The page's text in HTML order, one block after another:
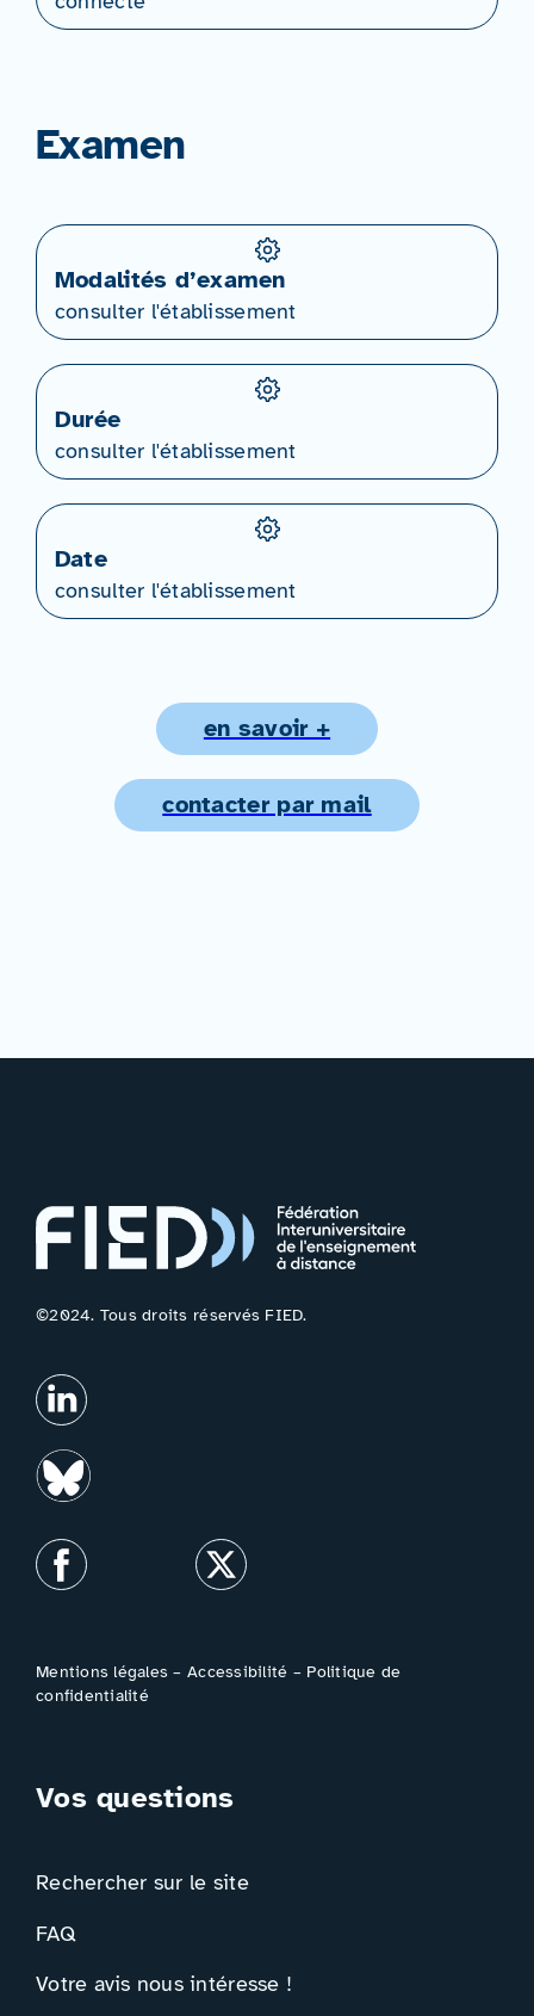
Examen
Modalités d’examen
consulter l'établissement
Durée
consulter l'établissement
Date
consulter l'établissement
en savoir +
contacter par mail
©2024. Tous droits réservés FIED.
Mentions légales –Accessibilité – Politique de
confidentialité
Vos questions
Rechercher sur le site
FAQ
Votre avis nous intéresse !